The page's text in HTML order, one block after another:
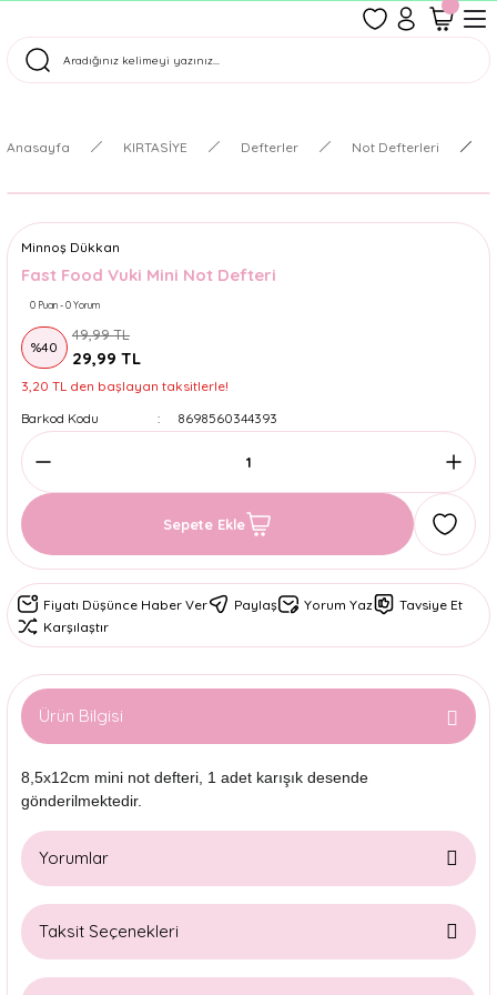
Tüm Siparişler Aynı Gün Kargoda!
Anasayfa KIRTASİYE Defterler Not Defterleri
Minnoş Dükkan
Fast Food Vuki Mini Not Defteri
0 Puan - 0 Yorum
%40
49,99 TL
29,99 TL
3,20 TL den başlayan taksitlerle!
Barkod Kodu
8698560344393
Sepete Ekle
Fiyatı Düşünce Haber Ver Paylaş Yorum Yaz
Tavsiye Et
Karşılaştır
Ürün Bilgisi
8,5x12cm mini not defteri, 1 adet karışık desende
gönderilmektedir.
Yorumlar
Taksit Seçenekleri